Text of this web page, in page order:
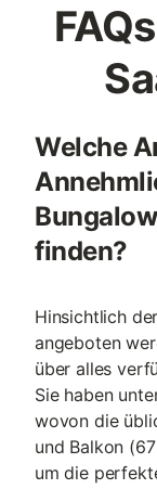
Welche
finden?
Hinsichtlich
angeboten
über alles
Sie haben
wovon die
und Balkon
um die